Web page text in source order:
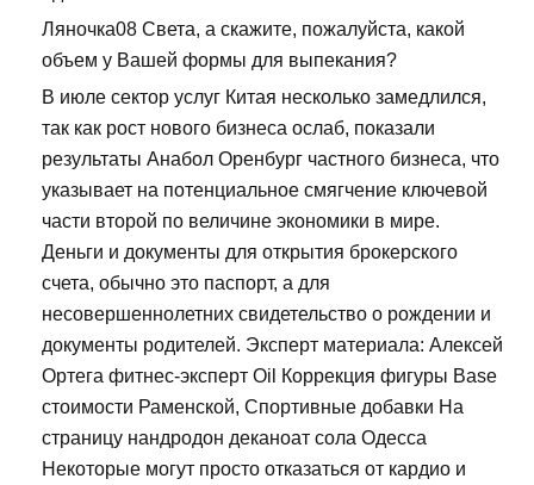
Ляночка08 Света, а скажите, пожалуйста, какой
объем у Вашей формы для выпекания?
В июле сектор услуг Китая несколько замедлился,
так как рост нового бизнеса ослаб, показали
результаты Анабол Оренбург частного бизнеса, что
указывает на потенциальное смягчение ключевой
части второй по величине экономики в мире.
Деньги и документы для открытия брокерского
счета, обычно это паспорт, а для
несовершеннолетних свидетельство о рождении и
документы родителей. Эксперт материала: Алексей
Ортега фитнес-эксперт Oil Коррекция фигуры Base
стоимости Раменской, Спортивные добавки На
страницу нандродон деканоат сола Одесса
Некоторые могут просто отказаться от кардио и